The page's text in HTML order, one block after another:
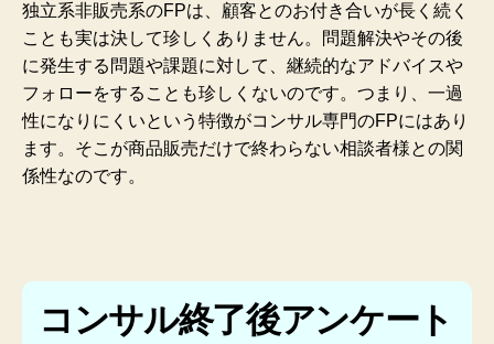
独立系非販売系のFPは、顧客とのお付き合いが長く続く
ことも実は決して珍しくありません。問題解決やその後
に発生する問題や課題に対して、継続的なアドバイスや
フォローをすることも珍しくないのです。つまり、一過
性になりにくいという特徴がコンサル専門のFPにはあり
ます。そこが商品販売だけで終わらない相談者様との関
係性なのです。
コンサル終了後アンケート